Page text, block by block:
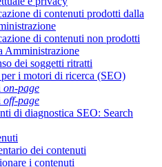
di contenuti prodotti dalla
di contenuti non prodotti
Amministrazione
dei soggetti ritratti
i motori di ricerca (SEO)
on-page
off-page
di diagnostica SEO: Search
dei contenuti
i contenuti